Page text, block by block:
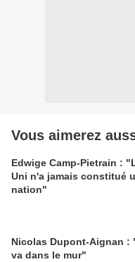
Vous aimerez
Edwige Camp-Pietrain :
Uni n'a jamais constitué
nation"
Nicolas Dupont-Aignan :
va dans le mur"